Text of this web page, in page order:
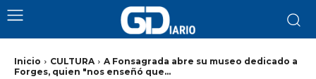
Inicio CULTURA
A Fonsagrada abre su museo dedicado a
Forges, quien "nos enseñó que...